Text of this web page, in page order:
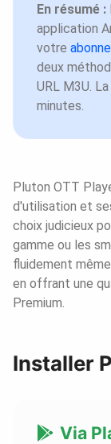
En résumé :
application
votre
deux
URL M3U.
minutes.
Pluton OTT
d'utilisation et
choix judicieux
gamme ou les
fluidement
en offrant une
Premium.
Installer
Via